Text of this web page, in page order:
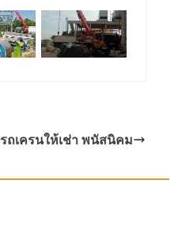
รถเครนให้เช่า พนัสนิคม